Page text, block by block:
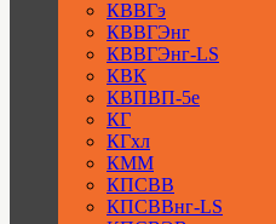
КВВГэ
КВВГЭнг
КВВГЭнг-LS
КВК
КВПВП-5е
КГ
КГхл
КММ
КПСВВ
КПСВВнг-LS